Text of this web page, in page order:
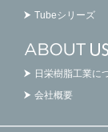
Tubeシリーズ
日栄樹脂工業に
会社概要